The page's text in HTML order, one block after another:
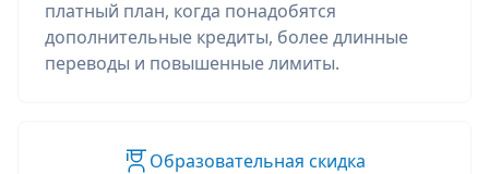
платный план, когда понадобятся
дополнительные кредиты, более длинные
переводы и повышенные лимиты.
Образовательная скидка